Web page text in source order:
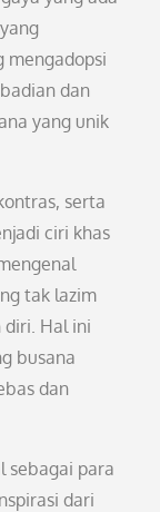
mengadopsi
dan
yang unik
serta
ciri khas
tak lazim
diri. Hal ini
busana
dan
sebagai para
dari